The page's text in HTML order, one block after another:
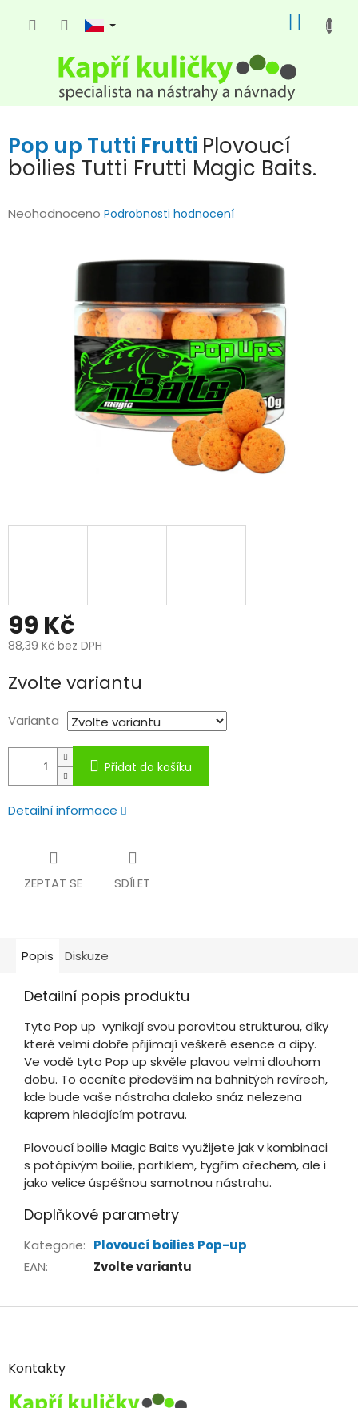
KOŠÍK
Pop up Tutti Frutti Plovoucí
boilies Tutti Frutti Magic Baits.
Průměrné
Neohodnoceno Podrobnosti hodnocení
99 Kč
88,39 Kč bez DPH
cena:
Zvolte variantu
Varianta
Přidat do košíku
Detailní informace
ZEPTAT SE SDÍLET
Popis Diskuze
Detailní popis produktu
Tyto Pop up vynikají svou porovitou strukturou, díky
které velmi dobře přijímají veškeré esence a dipy.
Ve vodě tyto Pop up skvěle plavou velmi dlouhom
dobu. To oceníte především na bahnitých revírech,
kde bude vaše nástraha daleko snáz nelezena
kaprem hledajícím potravu.
Plovoucí boilie Magic Baits využijete jak v kombinaci
s potápivým boilie, partiklem, tygřím ořechem, ale i
jako velice úspěšnou samotnou nástrahu.
Doplňkové parametry
Kategorie: Plovoucí boilies Pop-up
EAN: Zvolte variantu
Z
aKontakty